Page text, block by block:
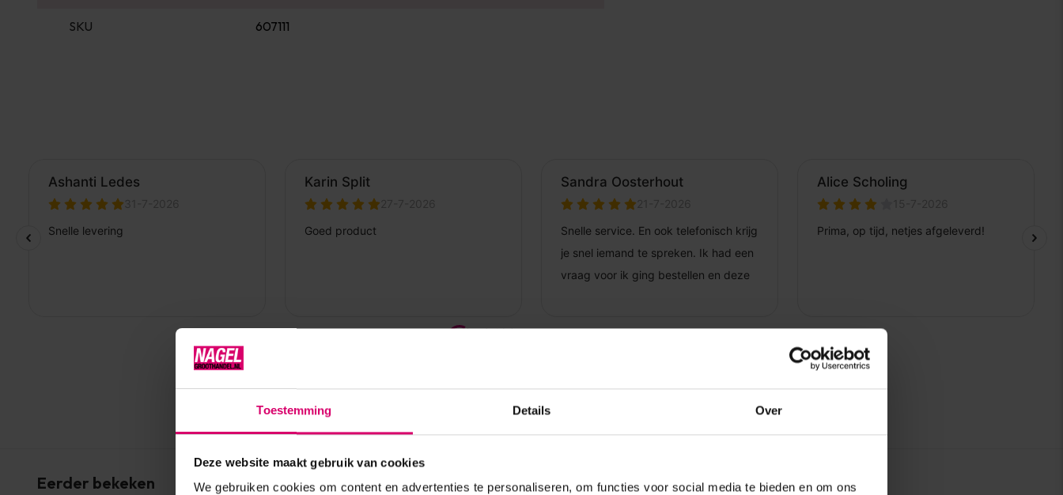
Toestemming Details Over
Deze website maakt gebruik van cookies
We gebruiken cookies om content en advertenties te personaliseren, om functies voor social media te bieden en om ons
SKU 607111
Eerder bekeken